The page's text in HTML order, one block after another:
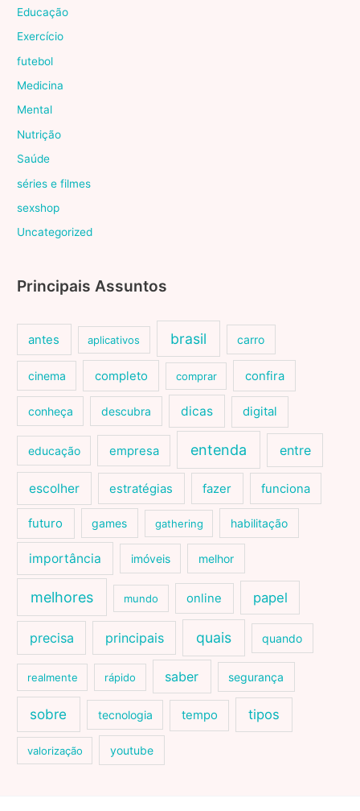
Educação
Exercício
futebol
Medicina
Mental
Nutrição
Saúde
séries e filmes
sexshop
Uncategorized
Principais Assuntos
antes aplicativos brasil carro
cinema completo comprar confira
conheça descubra dicas digital
educação empresa entenda entre
escolher estratégias fazer funciona
futuro games gathering habilitação
importância imóveis melhor
melhores mundo online papel
precisa principais quais quando
realmente rápido saber segurança
sobre tecnologia tempo tipos
valorização youtube